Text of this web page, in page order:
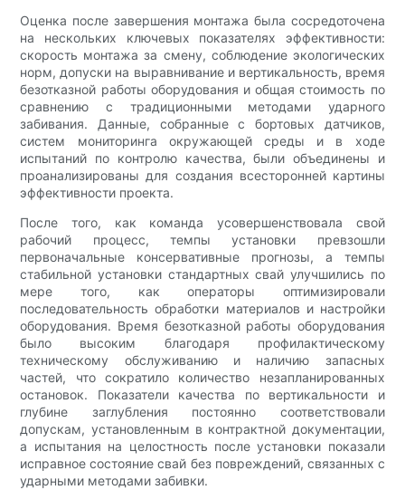
Оценка после завершения монтажа была сосредоточена
на нескольких ключевых показателях эффективности:
скорость монтажа за смену, соблюдение экологических
норм, допуски на выравнивание и вертикальность, время
безотказной работы оборудования и общая стоимость по
сравнению с традиционными методами ударного
забивания. Данные, собранные с бортовых датчиков,
систем мониторинга окружающей среды и в ходе
испытаний по контролю качества, были объединены и
проанализированы для создания всесторонней картины
эффективности проекта.
После того, как команда усовершенствовала свой
рабочий процесс, темпы установки превзошли
первоначальные консервативные прогнозы, а темпы
стабильной установки стандартных свай улучшились по
мере того, как операторы оптимизировали
последовательность обработки материалов и настройки
оборудования. Время безотказной работы оборудования
было высоким благодаря профилактическому
техническому обслуживанию и наличию запасных
частей, что сократило количество незапланированных
остановок. Показатели качества по вертикальности и
глубине заглубления постоянно соответствовали
допускам, установленным в контрактной документации,
а испытания на целостность после установки показали
исправное состояние свай без повреждений, связанных с
ударными методами забивки.